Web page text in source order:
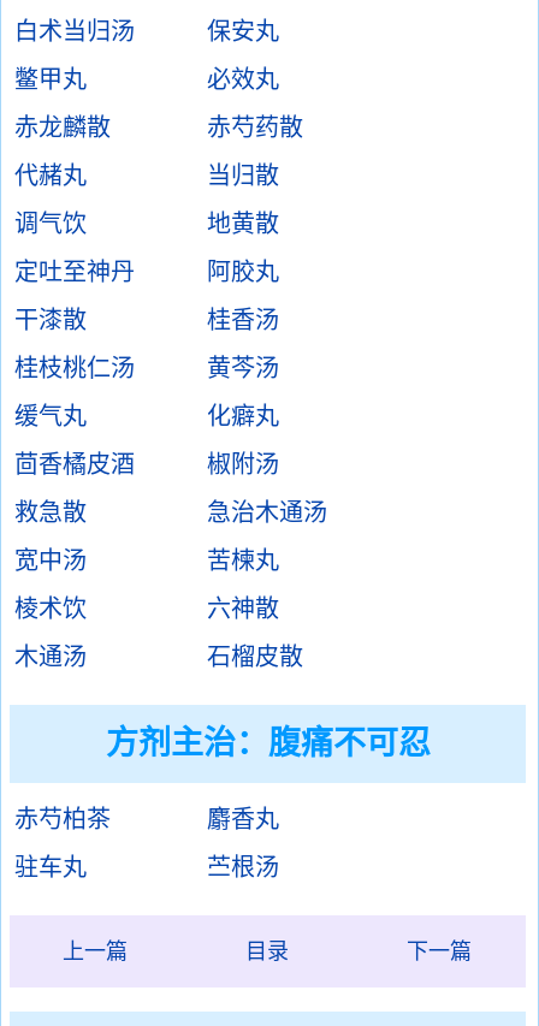
白术当归汤
保安丸
鳖甲丸
必效丸
赤龙麟散
赤芍药散
代赭丸
当归散
调气饮
地黄散
定吐至神丹
阿胶丸
干漆散
桂香汤
桂枝桃仁汤
黄芩汤
缓气丸
化癖丸
茴香橘皮酒
椒附汤
救急散
急治木通汤
宽中汤
苦楝丸
棱术饮
六神散
木通汤
石榴皮散
方剂主治： 腹痛不可忍
赤芍柏茶
麝香丸
驻车丸
苎根汤
上一篇 目录 下一篇